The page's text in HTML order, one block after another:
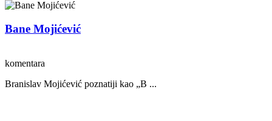
Bane Mojićević
komentara
Branislav Mojićević poznatiji kao „B ...